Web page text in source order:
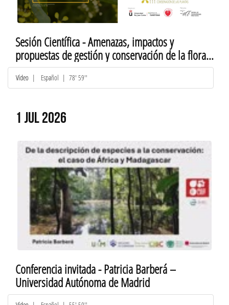
Sesión Científica - Amenazas, impactos y
propuestas de gestión y conservación de la flora
vascular 2
Vídeo | Español | 78' 59''
1 JUL 2026
Conferencia invitada - Patricia Barberá –
Universidad Autónoma de Madrid